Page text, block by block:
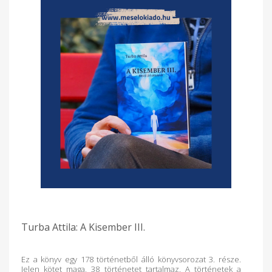
biológiai létező. A felnőtt nyitott arra a gondolatra, amely az
embert egy nagyobb létező egység részeként képes
megjeleníteni. A felnőtt nem ijed meg, ha olyasmivel
találkozik, amire a materialista természettudomány nem tud
magyarázattal szolgálni. A felnőtt nem ijed meg attól sem, ha
Isten neve felmerül. Ezek a történetek felnőtt kereséseim
lenyomatai. A bennünk lévő és a bennünket körülvevő
érzékszervekkel érzékelhető valóságok és a bennünk lévő,
bennünket körülvevő érzékszerveink előtt rejtve maradó
valóságok történetei. Az univerzum, a természeti környezet,
a társadalom, mind olyan rendszerek, amiben az ember
elhelyezheti önmagát és megláthatja azokat az
összefüggéseket, amit önmaga kereséséhez felhasználhat,
ha akar. A történetek a „kisember” kalandozásairól szólnak
ezekben a rendszerekben.
Turba Attila: A Kisember III.
Ez a könyv egy 178 történetből álló könyvsorozat 3. része.
Jelen kötet maga, 38 történetet tartalmaz. A történetek a